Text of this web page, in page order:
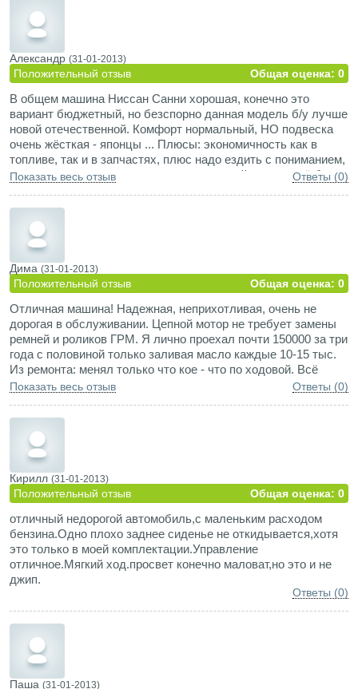
Александр (31-01-2013)
Положительный отзыв Общая оценка: 0
В общем машина Ниссан Санни хорошая, конечно это
вариант бюджетный, но безспорно данная модель б/у лучше
новой отечественной. Комфорт нормальный, НО подвеска
очень жёсткая - японцы ... Плюсы: экономичность как в
топливе, так и в запчастях, плюс надо ездить с пониманием,
что это не вездиход и следить за машиной и тогда всё будет
Показать весь отзыв Ответы (0)
Дима (31-01-2013)
Положительный отзыв Общая оценка: 0
Отличная машина! Надежная, неприхотливая, очень не
дорогая в обслуживании. Цепной мотор не требует замены
ремней и роликов ГРМ. Я лично проехал почти 150000 за три
года с половиной только заливая масло каждые 10-15 тыс.
Из ремонта: менял только что кое - что по ходовой. Всё
доступно и не дорого.
Показать весь отзыв Ответы (0)
Кирилл (31-01-2013)
Положительный отзыв Общая оценка: 0
отличный недорогой автомобиль,с маленьким расходом
бензина.Одно плохо заднее сиденье не откидывается,хотя
это только в моей комплектации.Управление
отличное.Мягкий ход.просвет конечно маловат,но это и не
джип.
Ответы (0)
Паша (31-01-2013)